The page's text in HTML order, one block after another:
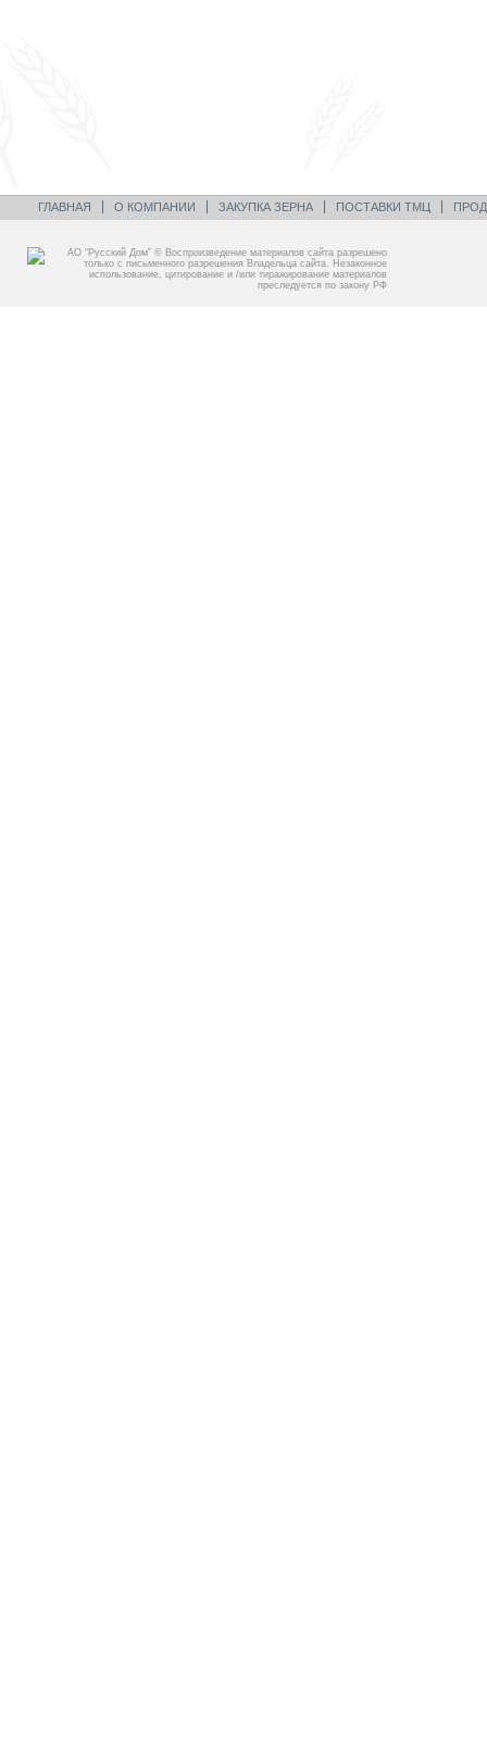
ГЛАВНАЯ О КОМПАНИИ ЗАКУПКА ЗЕРНА ПОСТАВКИ ТМЦ
АО “Русский Дом” © Воспроизведение материалов сайта разрешено
только с письменного разрешения Владельца сайта. Незаконное
использование, цитирование и /или тиражирование материалов
преследуется по закону РФ